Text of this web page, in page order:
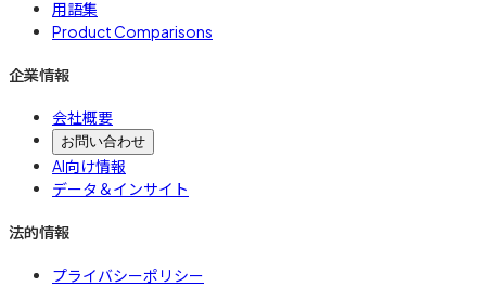
用語集
Product Comparisons
企業情報
会社概要
お問い合わせ
AI向け情報
データ＆インサイト
法的情報
プライバシーポリシー